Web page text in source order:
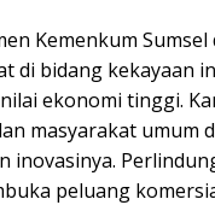
Kemenkum Sumsel
di bidang kekayaan
ekonomi tinggi.
masyarakat umum
inovasinya.
peluang